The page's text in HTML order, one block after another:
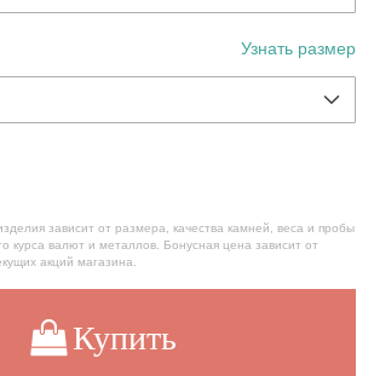
Узнать размер
зависит от размера, качества камней, веса и пробы
курса валют и металлов. Бонусная цена зависит от
акций магазина.
Купить